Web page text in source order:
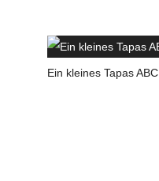
Ein kleines Tapas ABC